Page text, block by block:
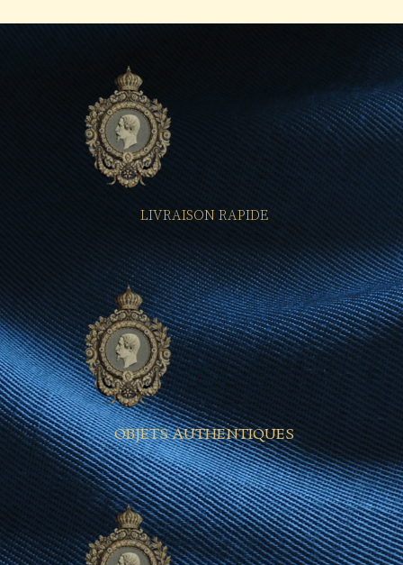
LIVRAISON RAPIDE
OBJETS AUTHENTIQUES